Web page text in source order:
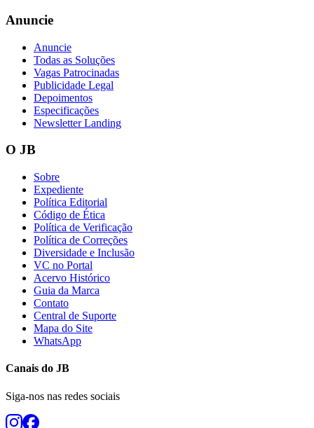
Vitória
Anuncie
Anuncie
Todas as Soluções
Vagas Patrocinadas
Publicidade Legal
Depoimentos
Especificações
Newsletter Landing
O JB
Sobre
Expediente
Política Editorial
Código de Ética
Política de Verificação
Política de Correções
Diversidade e Inclusão
VC no Portal
Acervo Histórico
Guia da Marca
Contato
Central de Suporte
Mapa do Site
WhatsApp
Canais do JB
Siga-nos nas redes sociais